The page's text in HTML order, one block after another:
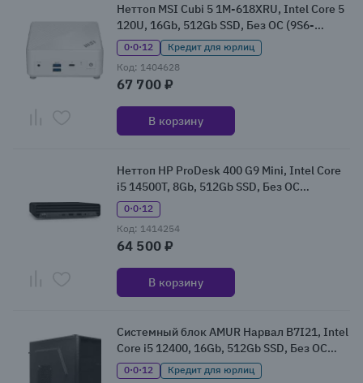
Неттоп MSI Cubi 5 1M-618XRU, Intel Core 5
120U, 16Gb, 512Gb SSD, Без ОС (9S6-
B0A822-618)
0·0·12
Кредит для юрлиц
Код: 1404628
67 700 ₽
В корзину
Неттоп HP ProDesk 400 G9 Mini, Intel Core
i5 14500T, 8Gb, 512Gb SSD, Без ОС
(8X4W1AV)
0·0·12
Код: 1414254
64 500 ₽
В корзину
Системный блок AMUR Нарвал B7I21, Intel
Core i5 12400, 16Gb, 512Gb SSD, Без ОС
(2147011)
0·0·12
Кредит для юрлиц